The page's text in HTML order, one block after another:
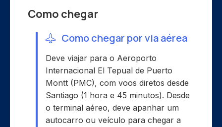
Como chegar
Como chegar por via aérea
Deve viajar para o Aeroporto
Internacional El Tepual de Puerto
Montt (PMC), com voos diretos desde
Santiago (1 hora e 45 minutos). Desde
o terminal aéreo, deve apanhar um
autocarro ou veículo para chegar a